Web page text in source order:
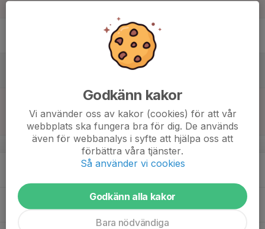
15:00
Match mot Ulricehamns IFK Svart
Flickor Div 4 Borås
Noltorpsvallen B Konstgräs
v.21
Träning
19
Godkänn kakor
Vi använder oss av kakor (cookies) för att vår
webbplats ska fungera bra för dig. De används
även för webbanalys i syfte att hjälpa oss att
förbättra våra tjänster.
Så använder vi cookies
Godkänn alla kakor
Bara nödvändiga